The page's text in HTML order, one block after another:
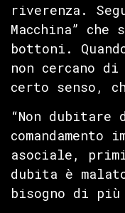
riverenza.
Macchina”
bottoni.
non cercano
certo senso,
“Non dubitare
asociale,
dubita è
bisogno di più